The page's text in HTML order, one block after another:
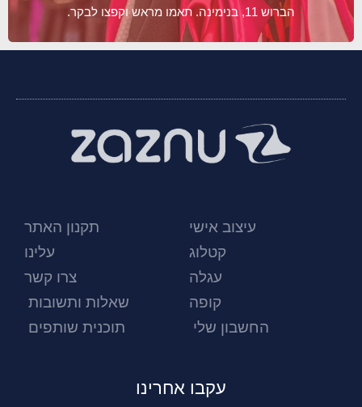
הברוש 11, בנימינה. תאמו מראש וקפצו לבקר.
עיצוב אישי
קטלוג
עגלה
קופה
החשבון שלי
תקנון האתר
עלינו
צרו קשר
שאלות ותשובות
תוכנית שותפים
עקבו אחרינו